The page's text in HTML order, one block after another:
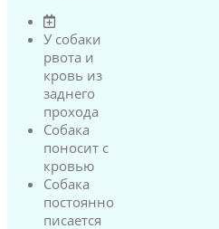
У собаки
рвота и
кровь из
заднего
прохода
Собака
поносит с
кровью
Собака
постоянно
писается